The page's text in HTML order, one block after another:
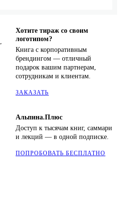
Хотите тираж со своим
логотипом?
Книга с корпоративным
брендингом — отличный
подарок вашим партнерам,
сотрудникам и клиентам.
ЗАКАЗАТЬ
Альпина.Плюс
Доступ к тысячам книг, саммари
и лекций — в одной подписке.
ПОПРОБОВАТЬ БЕСПЛАТНО